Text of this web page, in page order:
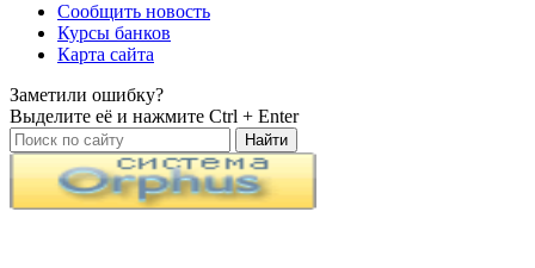
Сообщить новость
Курсы банков
Карта сайта
Заметили ошибку?
Выделите её и нажмите Ctrl + Enter